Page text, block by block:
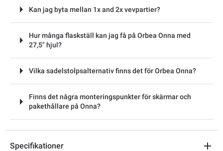
Kan jag byta mellan 1x and 2x vevpartier?
Hur många flaskställ kan jag få på Orbea Onna med
27,5" hjul?
Vilka sadelstolpsalternativ finns det för Orbea Onna?
Finns det några monteringspunkter för skärmar och
pakethållare på Onna?
Specifikationer